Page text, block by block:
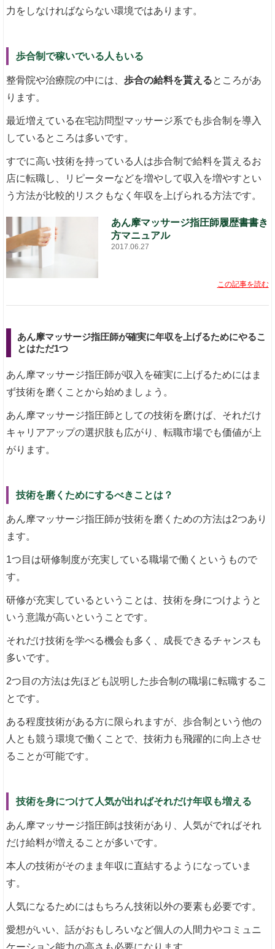
力をしなければならない環境ではあります。
歩合制で稼いでいる人もいる
整骨院や治療院の中には、歩合の給料を貰えるところがあ
ります。
最近増えている在宅訪問型マッサージ系でも歩合制を導入
しているところは多いです。
すでに高い技術を持っている人は歩合制で給料を貰えるお
店に転職し、リピーターなどを増やして収入を増やすとい
う方法が比較的リスクもなく年収を上げられる方法です。
あん摩マッサージ指圧師履歴書書き
方マニュアル
2017.06.27
この記事を読む
あん摩マッサージ指圧師が確実に年収を上げるためにやるこ
とはただ1つ
あん摩マッサージ指圧師が収入を確実に上げるためにはま
ず技術を磨くことから始めましょう。
あん摩マッサージ指圧師としての技術を磨けば、それだけ
キャリアアップの選択肢も広がり、転職市場でも価値が上
がります。
技術を磨くためにするべきことは？
あん摩マッサージ指圧師が技術を磨くための方法は2つあり
ます。
1つ目は研修制度が充実している職場で働くというもので
す。
研修が充実しているということは、技術を身につけようと
いう意識が高いということです。
それだけ技術を学べる機会も多く、成長できるチャンスも
多いです。
2つ目の方法は先ほども説明した歩合制の職場に転職するこ
とです。
ある程度技術がある方に限られますが、歩合制という他の
人とも競う環境で働くことで、技術力も飛躍的に向上させ
ることが可能です。
技術を身につけて人気が出ればそれだけ年収も増える
あん摩マッサージ指圧師は技術があり、人気がでればそれ
だけ給料が増えることが多いです。
本人の技術がそのまま年収に直結するようになっていま
す。
人気になるためにはもちろん技術以外の要素も必要です。
愛想がいい、話がおもしろいなど個人の人間力やコミュニ
ケーション能力の高さも必要になります。